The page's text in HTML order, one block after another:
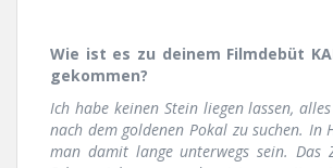
Wie ist es zu deinem Filmdebüt
gekommen?
Ich habe keinen Stein liegen lassen,
nach dem goldenen Pokal zu suchen. In
man damit lange unterwegs sein. Das